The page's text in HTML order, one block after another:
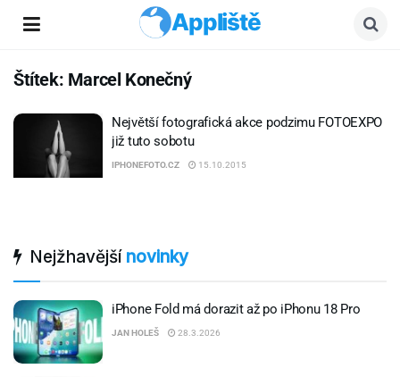
Appliště
Štítek: Marcel Konečný
Největší fotografická akce podzimu FOTOEXPO
již tuto sobotu
IPHONEFOTO.CZ 15.10.2015
Nejžhavějšínovinky
iPhone Fold má dorazit až po iPhonu 18 Pro
JAN HOLEŠ 28.3.2026